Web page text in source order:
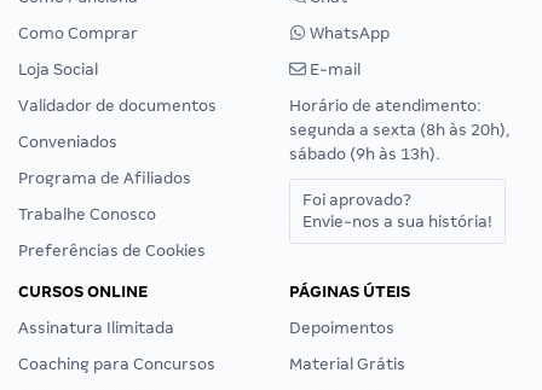
Como Comprar
Loja Social
Validador de documentos
Conveniados
Programa de Afiliados
Trabalhe Conosco
Preferências de Cookies
WhatsApp
E-mail
Horário de atendimento:
segunda a sexta (8h às 20h),
sábado (9h às 13h).
Foi aprovado?
Envie-nos a sua história!
CURSOS ONLINE
Assinatura Ilimitada
Coaching para Concursos
PÁGINAS ÚTEIS
Depoimentos
Material Grátis